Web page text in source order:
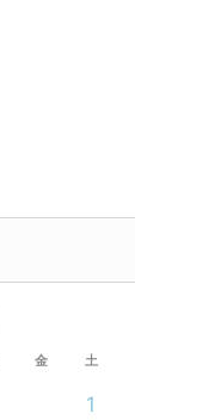
金 土
1